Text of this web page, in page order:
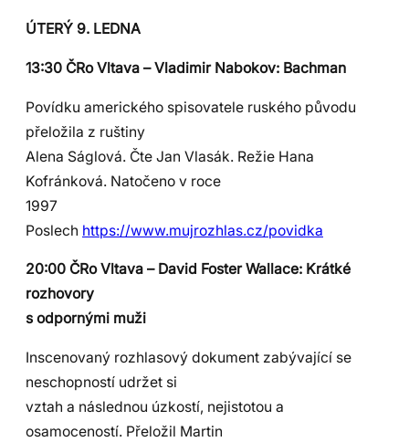
ÚTERÝ 9. LEDNA
13:30 ČRo Vltava – Vladimir Nabokov: Bachman
Povídku amerického spisovatele ruského původu
přeložila z ruštiny
Alena Ságlová. Čte Jan Vlasák. Režie Hana
Kofránková. Natočeno v roce
1997
Poslech https://www.mujrozhlas.cz/povidka
20:00 ČRo Vltava – David Foster Wallace: Krátké
rozhovory
s odpornými muži
Inscenovaný rozhlasový dokument zabývající se
neschopností udržet si
vztah a následnou úzkostí, nejistotou a
osamoceností. Přeložil Martin